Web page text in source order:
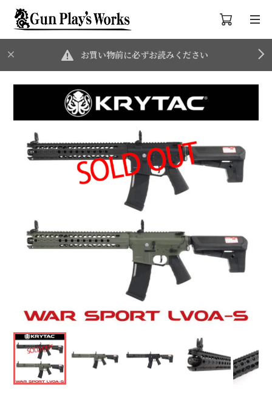
お買い物前に必ずお読みください